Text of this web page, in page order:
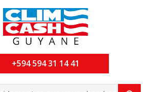
+594 594 31 14 41